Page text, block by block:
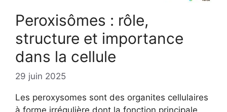
Peroxisômes : rôle,
structure et importance
dans la cellule
29 juin 2025
Les peroxysomes sont des organites cellulaires
à forme irrégulière dont la fonction principale